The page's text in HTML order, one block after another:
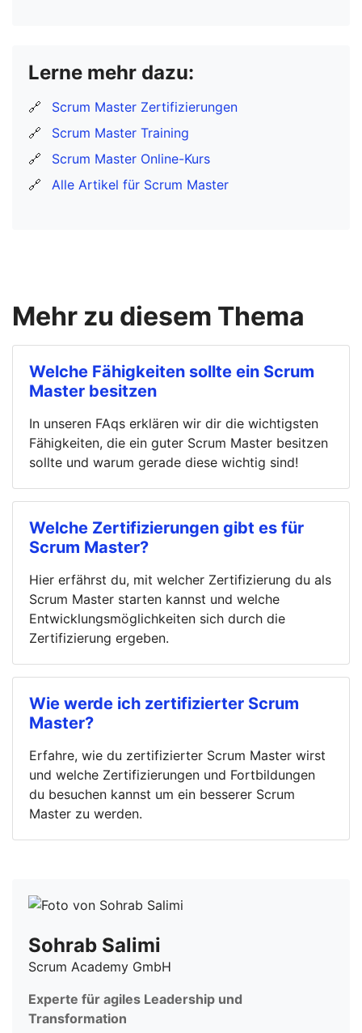
Lerne mehr dazu:
🔗
Scrum Master Zertifizierungen
🔗
Scrum Master Training
🔗
Scrum Master Online-Kurs
🔗
Alle Artikel für Scrum Master
Mehr zu diesem Thema
Welche Fähigkeiten sollte ein Scrum
Master besitzen
In unseren FAqs erklären wir dir die wichtigsten
Fähigkeiten, die ein guter Scrum Master besitzen
sollte und warum gerade diese wichtig sind!
Welche Zertifizierungen gibt es für
Scrum Master?
Hier erfährst du, mit welcher Zertifizierung du als
Scrum Master starten kannst und welche
Entwicklungsmöglichkeiten sich durch die
Zertifizierung ergeben.
Wie werde ich zertifizierter Scrum
Master?
Erfahre, wie du zertifizierter Scrum Master wirst
und welche Zertifizierungen und Fortbildungen
du besuchen kannst um ein besserer Scrum
Master zu werden.
Sohrab Salimi
Scrum Academy GmbH
Experte für agiles Leadership und
Transformation